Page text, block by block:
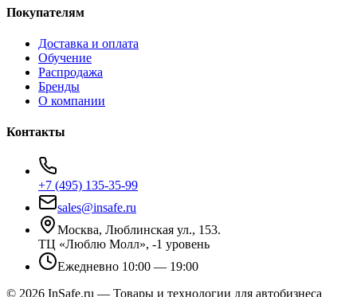
Покупателям
Доставка и оплата
Обучение
Распродажа
Бренды
О компании
Контакты
+7 (495) 135-35-99
sales@insafe.ru
Москва, Люблинская ул., 153.
ТЦ «Люблю Молл», -1 уровень
Ежедневно 10:00 — 19:00
© 2026 InSafe.ru — Товары и технологии для автобизнеса